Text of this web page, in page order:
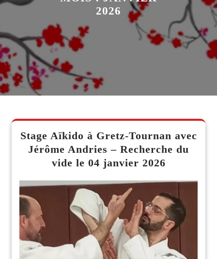
2026
Stage Aïkido à Gretz-Tournan avec
Jérôme Andries – Recherche du
vide le 04 janvier 2026